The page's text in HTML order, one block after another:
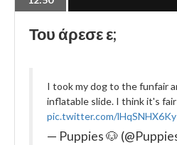
Του άρεσε ε;
I took my dog to the funfair
inflatable slide. I think it's
pic.twitter.com/lHqSNHX6Ky
— Puppies 🐶